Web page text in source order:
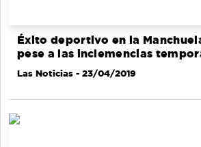
Éxito deportivo en la
pese a las inclemencias
Las Noticias - 23/04/2019